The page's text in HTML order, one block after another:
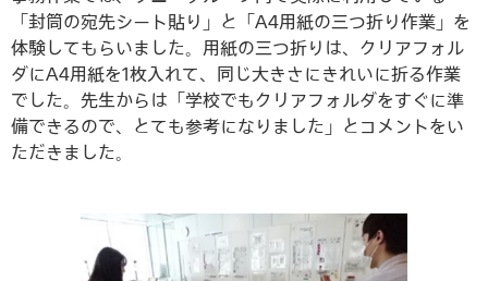
「封筒の宛先シート貼り」と「A4用紙の三つ折り作業」を
体験してもらいました。用紙の三つ折りは、クリアフォル
ダにA4用紙を1枚入れて、同じ大きさにきれいに折る作業
でした。先生からは「学校でもクリアフォルダをすぐに準
備できるので、とても参考になりました」とコメントをい
ただきました。